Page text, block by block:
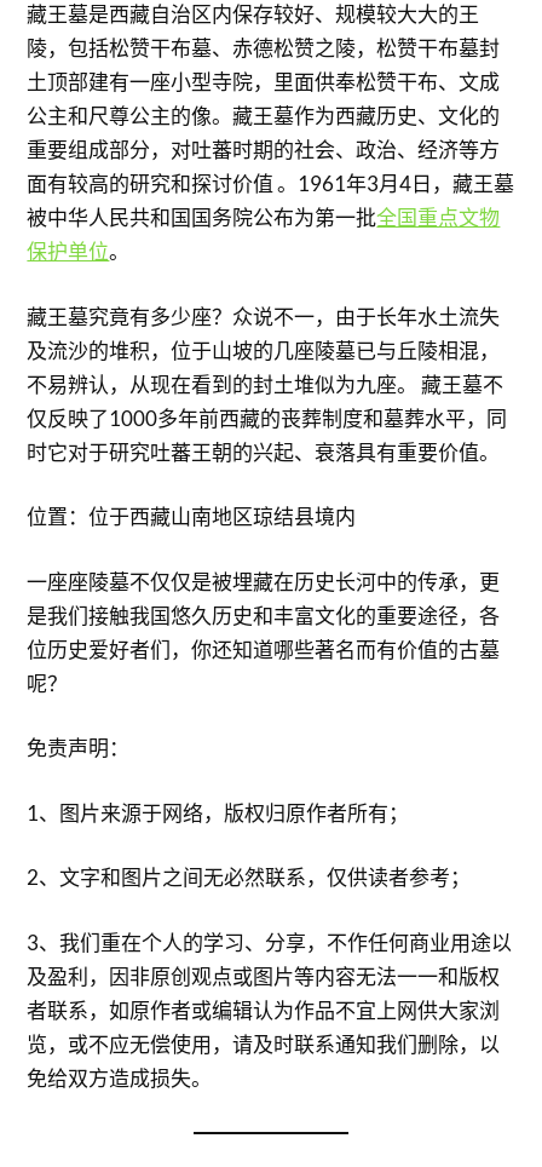
藏王墓是西藏自治区内保存较好、规模较大大的王
陵，包括松赞干布墓、赤德松赞之陵，松赞干布墓封
土顶部建有一座小型寺院，里面供奉松赞干布、文成
公主和尺尊公主的像。藏王墓作为西藏历史、文化的
重要组成部分，对吐蕃时期的社会、政治、经济等方
面有较高的研究和探讨价值 。1961年3月4日，藏王墓
被中华人民共和国国务院公布为第一批全国重点文物
保护单位。
​藏王墓究竟有多少座？众说不一，由于长年水土流失
及流沙的堆积，位于山坡的几座陵墓已与丘陵相混，
不易辨认，从现在看到的封土堆似为九座。 藏王墓不
仅反映了1000多年前西藏的丧葬制度和墓葬水平，同
时它对于研究吐蕃王朝的兴起、衰落具有重要价值。
位置：位于西藏山南地区琼结县境内
一座座陵墓不仅仅是被埋藏在历史长河中的传承，更
是我们接触我国悠久历史和丰富文化的重要途径，各
位历史爱好者们，你还知道哪些著名而有价值的古墓
呢？
免责声明：
1、图片来源于网络，版权归原作者所有；
2、文字和图片之间无必然联系，仅供读者参考；
3、我们重在个人的学习、分享，不作任何商业用途以
及盈利，因非原创观点或图片等内容无法一一和版权
者联系，如原作者或编辑认为作品不宜上网供大家浏
览，或不应无偿使用，请及时联系通知我们删除，以
免给双方造成损失。